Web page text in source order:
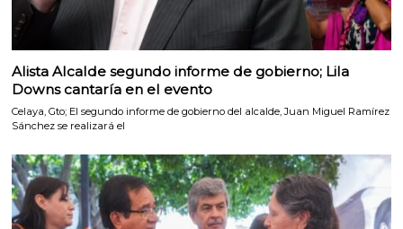
Alista Alcalde segundo informe de gobierno; Lila
Downs cantaría en el evento
Celaya, Gto; El segundo informe de gobierno del alcalde, Juan Miguel Ramírez
Sánchez se realizará el